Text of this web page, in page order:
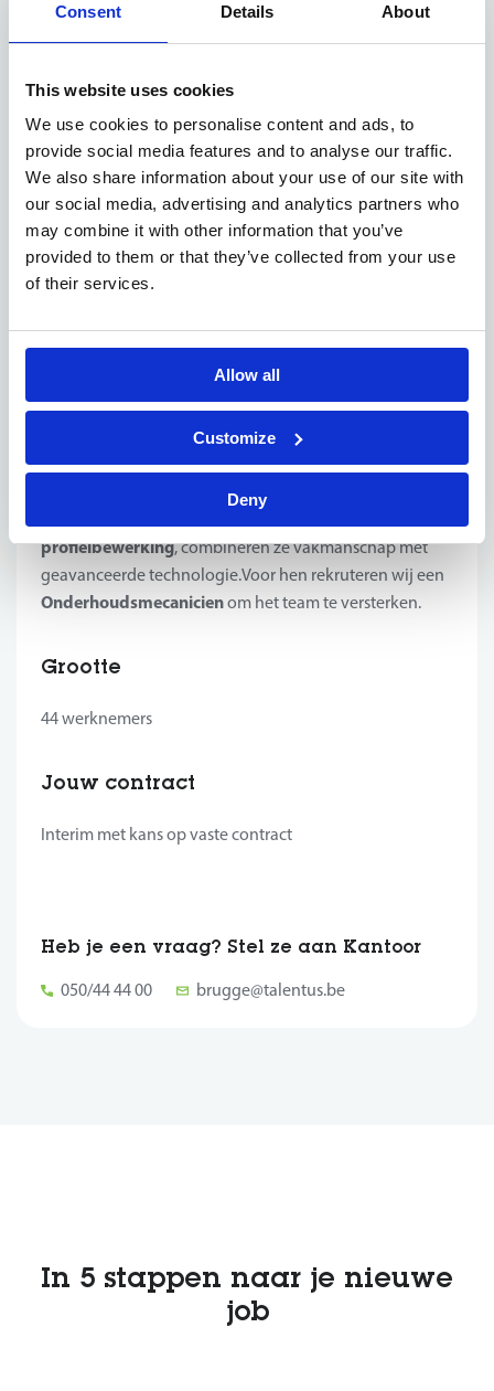
Consent Details About
This website uses cookies
We use cookies to personalise content and ads, to
provide social media features and to analyse our traffic.
We also share information about your use of our site with
our social media, advertising and analytics partners who
may combine it with other information that you’ve
provided to them or that they’ve collected from your use
of their services.
Allow all
Customize
Deny
elektromechanische richting of
gelwijkwaardig
onderhoudsmecanicien.
Snel en logisch problemen kunnen oplossen.
Je hebt een uitstekende kennisNederlands,dit om
veiligheidsvoorschriften en werkinstructies goed en
voldoende te begrijpen.
Onze klant is eenfamiliaal metaalbedrijfmet een
sterke reputatie als toeleverancier
metaalindustrie. Ze staan bekend om hunkwaliteit,
betrouwbaarheid en duurzame samenwerkingen
klanten in onder meer delandbouw-, constructie-,
machinebouw- en automotive­sector
profielbewerking, combineren ze vakmanschap met
geavanceerde technologie.Voor hen rekruteren wij een
Onderhoudsmecanicienom het team te versterken.
Grootte
44 werknemers
Jouw contract
Interim met kans op vaste contract
Heb je een vraag? Stel ze aan Kantoor
050/44 44 00 brugge@talentus.be
In 5 stappen naar je nieuwe
job